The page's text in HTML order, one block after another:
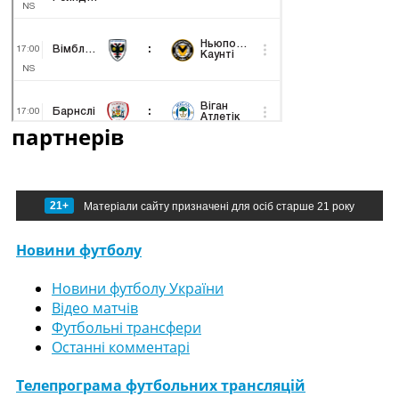
партнерів
21+ Матеріали сайту призначені для осіб старше 21 року
Новини футболу
Новини футболу України
Відео матчів
Футбольні трансфери
Останні комментарі
Телепрограма футбольних трансляцій